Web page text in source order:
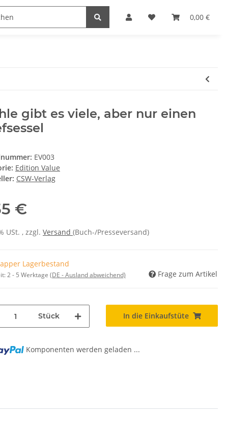
0,00 €
Stuff RETRO Magazin RETRO Gamer
gibt es viele, aber nur einen
EV003
Edition Value
CSW-Verlag
€
USt. , zzgl. Versand (Buch-/Presseversand)
Lagerbestand
2 - 5 Werktage (DE - Ausland abweichend) Frage zum Artikel
Stück In die Einkaufstüte
Komponenten werden geladen ...